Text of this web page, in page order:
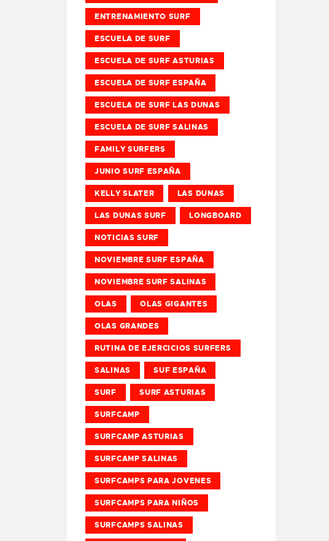
ENTRENAMIENTO SURF
ESCUELA DE SURF
ESCUELA DE SURF ASTURIAS
ESCUELA DE SURF ESPAÑA
ESCUELA DE SURF LAS DUNAS
ESCUELA DE SURF SALINAS
FAMILY SURFERS
JUNIO SURF ESPAÑA
KELLY SLATER LAS DUNAS
LAS DUNAS SURF LONGBOARD
NOTICIAS SURF
NOVIEMBRE SURF ESPAÑA
NOVIEMBRE SURF SALINAS
OLAS OLAS GIGANTES
OLAS GRANDES
RUTINA DE EJERCICIOS SURFERS
SALINAS SUF ESPAÑA
SURF SURF ASTURIAS
SURFCAMP
SURFCAMP ASTURIAS
SURFCAMP SALINAS
SURFCAMPS PARA JOVENES
SURFCAMPS PARA NIÑOS
SURFCAMPS SALINAS